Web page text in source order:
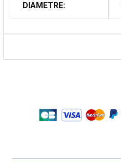
DIAMETRE: